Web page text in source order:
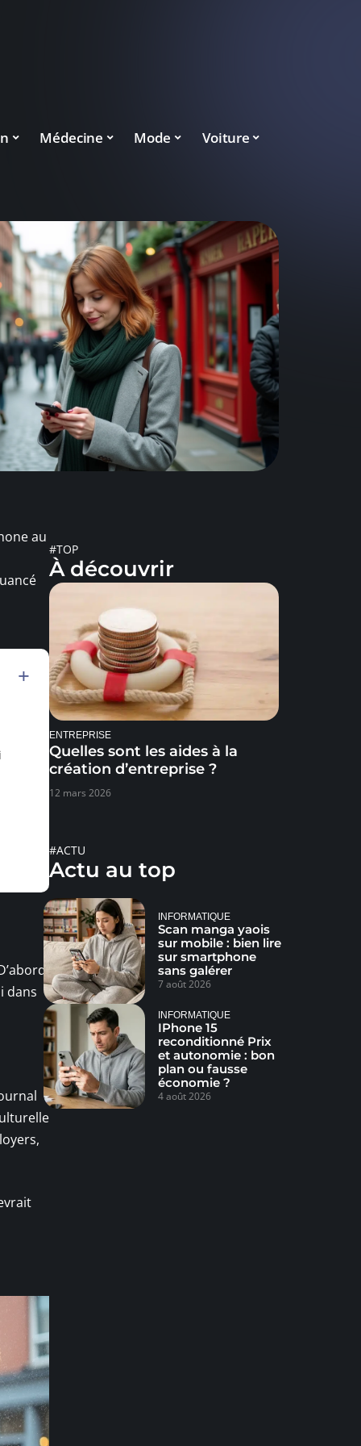
Médecine Mode Voiture
au
dans
#TOP
À découvrir
ENTREPRISE
Quelles sont les aides à la
création d’entreprise ?
12 mars 2026
#ACTU
Actu au top
INFORMATIQUE
Scan manga yaois
sur mobile : bien lire
sur smartphone
sans galérer
7 août 2026
INFORMATIQUE
IPhone 15
reconditionné Prix
et autonomie : bon
plan ou fausse
économie ?
4 août 2026